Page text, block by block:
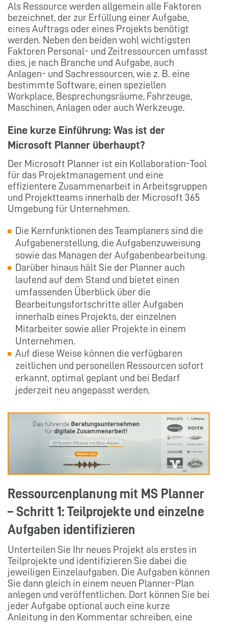
Als Ressource werden allgemein alle Faktoren
bezeichnet, der zur Erfüllung einer Aufgabe,
eines Auftrags oder eines Projekts benötigt
werden. Neben den beiden wohl wichtigsten
Faktoren Personal- und Zeitressourcen umfasst
dies, je nach Branche und Aufgabe, auch
Anlagen- und Sachressourcen, wie z. B. eine
bestimmte Software, einen speziellen
Workplace, Besprechungsräume, Fahrzeuge,
Maschinen, Anlagen oder auch Werkzeuge.
Eine kurze Einführung: Was ist der
Microsoft Planner überhaupt?
Der Microsoft Planner ist ein Kollaboration-Tool
für das Projektmanagement und eine
effizientere Zusammenarbeit in Arbeitsgruppen
und Projektteams innerhalb der Microsoft 365
Umgebung für Unternehmen.
Die Kernfunktionen des Teamplaners sind die
Aufgabenerstellung, die Aufgabenzuweisung
sowie das Managen der Aufgabenbearbeitung.
Darüber hinaus hält Sie der Planner auch
laufend auf dem Stand und bietet einen
umfassenden Überblick über die
Bearbeitungsfortschritte aller Aufgaben
innerhalb eines Projekts, der einzelnen
Mitarbeiter sowie aller Projekte in einem
Unternehmen.
Auf diese Weise können die verfügbaren
zeitlichen und personellen Ressourcen sofort
erkannt, optimal geplant und bei Bedarf
jederzeit neu angepasst werden.
Ressourcenplanung mit MS Planner
– Schritt 1: Teilprojekte und einzelne
Aufgaben identifizieren
Unterteilen Sie Ihr neues Projekt als erstes in
Teilprojekte und identifizieren Sie dabei die
jeweiligen Einzelaufgaben. Die Aufgaben können
Sie dann gleich in einem neuen Planner-Plan
anlegen und veröffentlichen. Dort können Sie bei
jeder Aufgabe optional auch eine kurze
Anleitung in den Kommentar schreiben, eine